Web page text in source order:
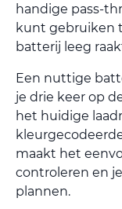
handige pass-
kunt gebruiken
batterij leeg
Een nuttige
je drie keer op
het huidige
maakt het
controleren en
plannen.